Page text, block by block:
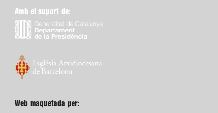
Amb el suport de:
Web maquetada per: